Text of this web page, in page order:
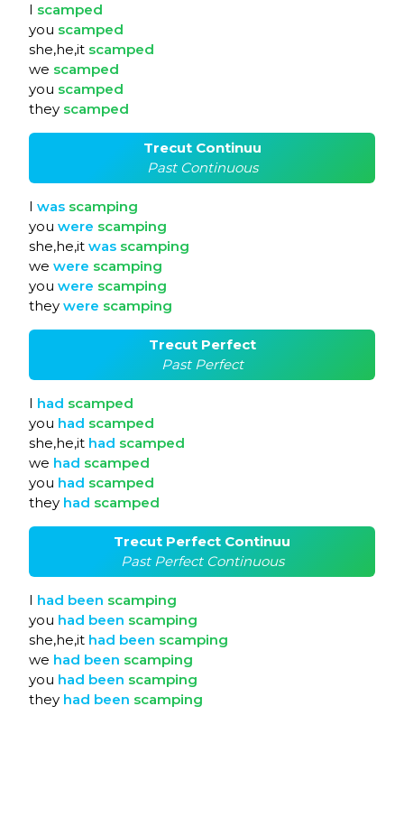
I scamped
you scamped
she,he,it scamped
we scamped
you scamped
they scamped
Trecut Continuu
Past Continuous
I was scamping
you were scamping
she,he,it was scamping
we were scamping
you were scamping
they were scamping
Trecut Perfect
Past Perfect
I had scamped
you had scamped
she,he,it had scamped
we had scamped
you had scamped
they had scamped
Trecut Perfect Continuu
Past Perfect Continuous
I had been scamping
you had been scamping
she,he,it had been scamping
we had been scamping
you had been scamping
they had been scamping